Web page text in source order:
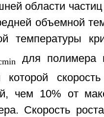
области
объемной
температуры
для полимера
которой
чем 10% от
Скорость